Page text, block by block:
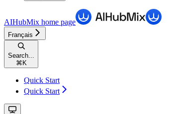
AIHubMix home page
Français
Search...
⌘ K
Quick Start
Quick Start